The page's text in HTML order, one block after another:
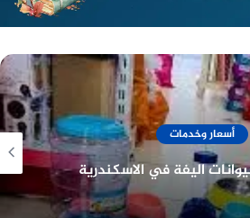
نديم لموقف صعب. يُتهم
يبذل نديم قصارى جهده لإثبات
في النهاية من ذلك.
لبيع العقارات مجانا
أسعار وخدمات
جولدز جيم